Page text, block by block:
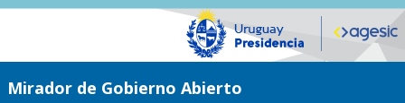
Saltar
Mirador de Gobierno Abierto